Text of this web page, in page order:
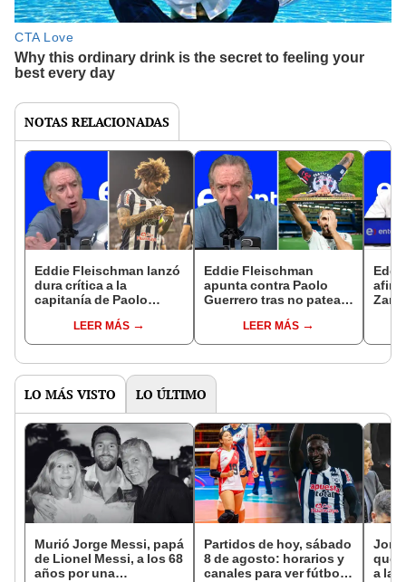
NOTAS RELACIONADAS
Eddie Fleischman lanzó
dura crítica a la
capitanía de Paolo
Lima: “¿Es un líder
positivo en el
LEER MÁS
Eddie Fleischman
apunta contra Paolo
Guerrero tras no patear
"¿Alguien se lo habría
quitado a Hernán
LEER MÁS
LO MÁS VISTO LO ÚLTIMO
Murió Jorge Messi, papá
de Lionel Messi, a los 68
años por una
Partidos de hoy, sábado
8 de agosto: horarios y
canales para ver fútbol
que
a la